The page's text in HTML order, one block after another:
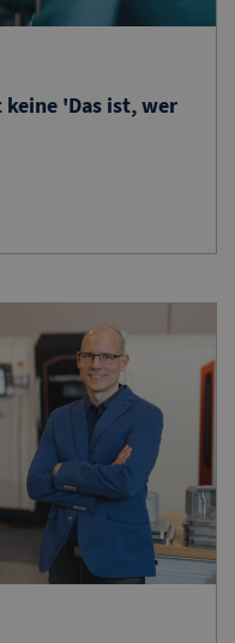
'Das ist, wer